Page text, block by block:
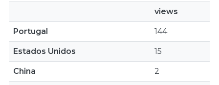
views
Portugal 144
Estados Unidos 15
China 2